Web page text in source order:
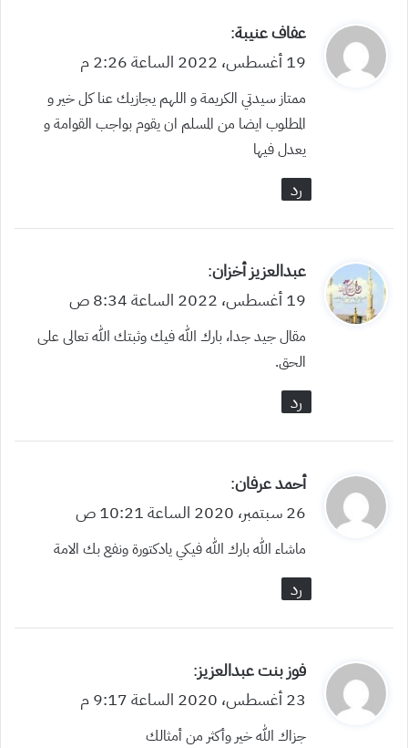
ي
ق
ل
عفاف عنيبة:
19 أغسطس، 2022 الساعة 2:26 م
ممتاز سيدتي الكريمة و اللهم يجازيك عنا كل خير و
المطلوب ايضا من المسلم ان يقوم بواجب القوامة و
يعدل فيها
رد
ي
ق
ل
عبدالعزيز أخزان:
19 أغسطس، 2022 الساعة 8:34 ص
مقال جيد جدا، بارك الله فيك وثبتك الله تعالى على
الحق.
رد
ي
ق
أحمد عرفان:
26 سبتمبر، 2020 الساعة 10:21 ص
ماشاء الله بارك الله فيكي يادكتورة ونفع بك الامة
رد
ي
ق
فوز بنت عبدالعزيز:
23 أغسطس، 2020 الساعة 9:17 م
جزاك الله خير وأكثر من أمثالك